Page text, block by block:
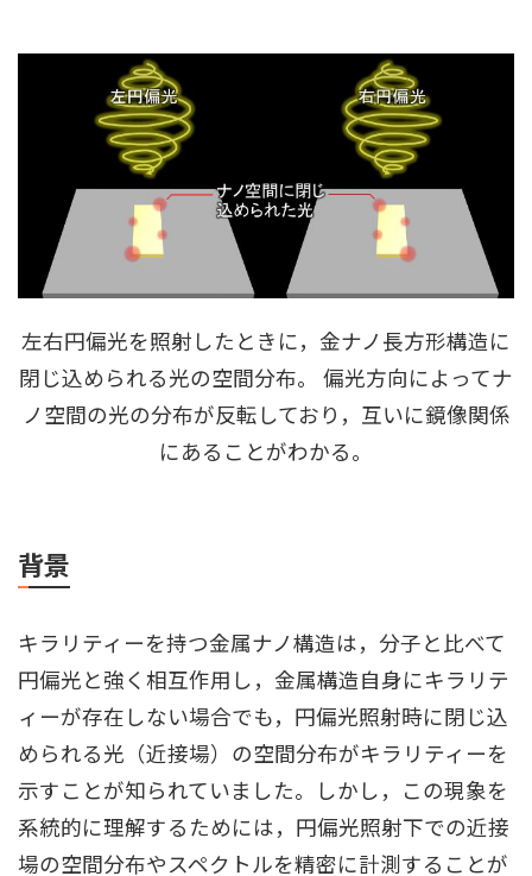
左右円偏光を照射したときに，金ナノ長方形構造に
閉じ込められる光の空間分布。 偏光方向によってナ
ノ空間の光の分布が反転しており，互いに鏡像関係
にあることがわかる。
背景
キラリティーを持つ金属ナノ構造は，分子と比べて
円偏光と強く相互作用し，金属構造自身にキラリテ
ィーが存在しない場合でも，円偏光照射時に閉じ込
められる光（近接場）の空間分布がキラリティーを
示すことが知られていました。しかし，この現象を
系統的に理解するためには，円偏光照射下での近接
場の空間分布やスペクトルを精密に計測することが